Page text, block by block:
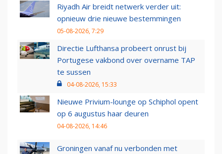
Riyadh Air breidt netwerk verder uit:
opnieuw drie nieuwe bestemmingen
05-08-2026, 7:29
Directie Lufthansa probeert onrust bij
Portugese vakbond over overname TAP
te sussen
04-08-2026, 15:33
Nieuwe Privium-lounge op Schiphol opent
op 6 augustus haar deuren
04-08-2026, 14:46
Groningen vanaf nu verbonden met